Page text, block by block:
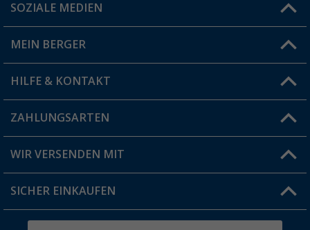
Du hast eine Frage?
Filiale finden
SOZIALE MEDIEN
MEIN BERGER
Vorteilskarte
Blog
Jobs & Karriere
HILFE & KONTAKT
FAQ & Kontakt
Versandinformationen
Rücksendung
ZAHLUNGSARTEN
WIR VERSENDEN MIT
SICHER EINKAUFEN